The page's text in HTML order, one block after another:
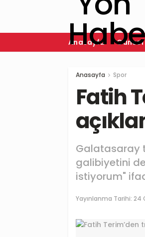
Anasayfa Güncel
Anasayfa Spor
Fatih
Galatasaray
galibiyetini
istiyorum"
Yayınlanma Tarihi: 24